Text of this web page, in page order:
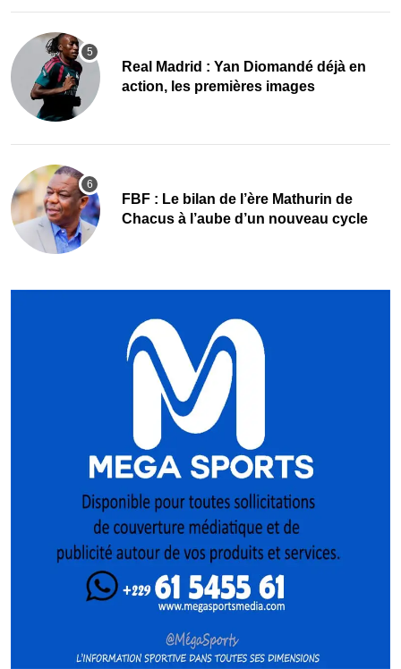
Real Madrid : Yan Diomandé déjà en
action, les premières images
FBF : Le bilan de l’ère Mathurin de
Chacus à l’aube d’un nouveau cycle